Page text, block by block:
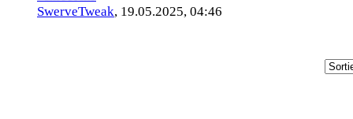
SwerveTweak, 19.05.2025, 04:46